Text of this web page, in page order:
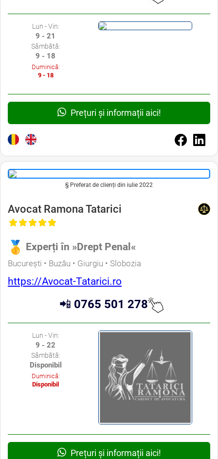
Lun - Vin:
9 - 21
Sâmbătă:
9 - 18
Duminică:
9 - 18
Prețuri și informații aici!
§ Preferat de clienți din iulie 2022
Avocat Ramona Tatarici
Experți în »Drept Penal«
București • Buzău • Giurgiu • Slobozia
https://Avocat-Tatarici.ro
📲 0765 501 278
Lun - Vin:
9 - 22
Sâmbătă:
Disponibil
Duminică:
Disponibil
Prețuri și informații aici!